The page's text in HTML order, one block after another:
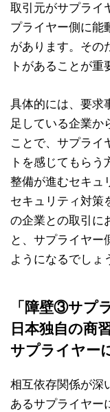
取引元がサプライ
プライヤー側に能
があります。その
トがあることが重
具体的には、要求
足している企業か
ことで、サプライ
トを感じてもら
整備が進むセキュ
セキュリティ対策
の企業との取引に
と、サプライヤー
ようになるでしょ
「障壁③サプ
日本独自の商
サプライヤー
相互依存関係が深
あるサプライヤー